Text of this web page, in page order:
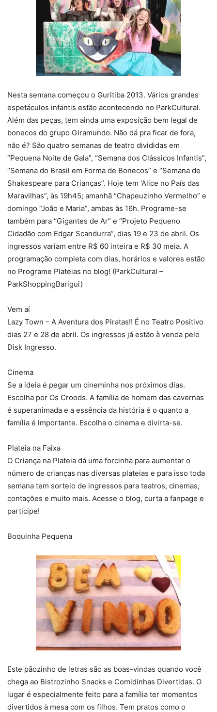
Nesta semana começou o Guritiba 2013. Vários grandes
espetáculos infantis estão acontecendo no ParkCultural.
Além das peças, tem ainda uma exposição bem legal de
bonecos do grupo Giramundo. Não dá pra ficar de fora,
não é? São quatro semanas de teatro divididas em
“Pequena Noite de Gala”, “Semana dos Clássicos Infantis”,
“Semana do Brasil em Forma de Bonecos” e “Semana de
Shakespeare para Crianças”. Hoje tem ‘Alice no País das
Maravilhas”, às 19h45; amanhã “Chapeuzinho Vermelho” e
domingo “João e Maria”, ambas às 16h. Programe-se
também para “Gigantes de Ar” e “Projeto Pequeno
Cidadão com Edgar Scandurra”, dias 19 e 23 de abril. Os
ingressos variam entre R$ 60 inteira e R$ 30 meia. A
programação completa com dias, horários e valores estão
no Programe Plateias no blog! (ParkCultural –
ParkShoppingBarigui)
Vem aí
Lazy Town – A Aventura dos Piratas!! É no Teatro Positivo
dias 27 e 28 de abril. Os ingressos já estão à venda pelo
Disk Ingresso.
Cinema
Se a ideia é pegar um cineminha nos próximos dias.
Escolha por Os Croods. A família de homem das cavernas
é superanimada e a essência da história é o quanto a
família é importante. Escolha o cinema e divirta-se.
Plateia na Faixa
O Criança na Plateia dá uma forcinha para aumentar o
número de crianças nas diversas plateias e para isso toda
semana tem sorteio de ingressos para teatros, cinemas,
contações e muito mais. Acesse o blog, curta a fanpage e
participe!
Boquinha Pequena
Este pãozinho de letras são as boas-vindas quando você
chega ao Bistrozinho Snacks e Comidinhas Divertidas. O
lugar é especialmente feito para a família ter momentos
divertidos à mesa com os filhos. Tem pratos como o